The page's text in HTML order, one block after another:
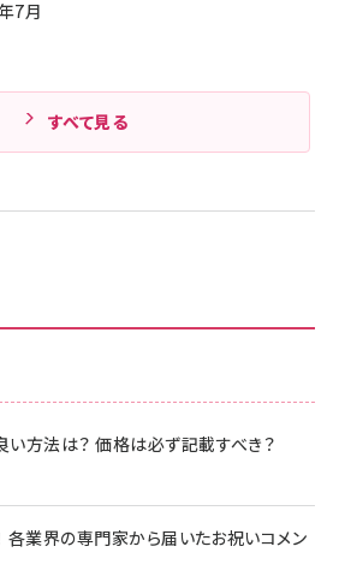
ランキングをもっと見る
方法は？ 価格は必ず記載すべき？
各業界の専門家から届いたお祝いコメン
7月
すべて見る